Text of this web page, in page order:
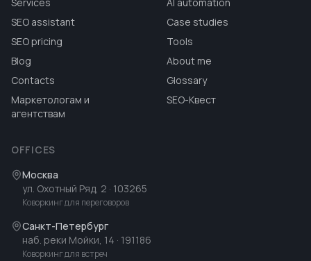
SEO assistant
Case studies
SEO pricing
Tools
Blog
About me
Contacts
Glossary
Маркетологам и
агентствам
SEO-Квест
OFFICES
Москва
ул. Охотный Ряд, 2 · 103265
Коворкинг для переговоров
Санкт-Петербург
наб. реки Мойки, 14 · 191186
Коворкинг для встреч